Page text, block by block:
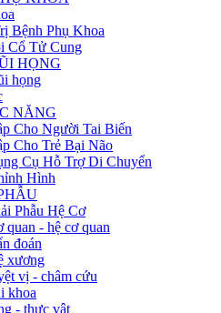
Bệnh Phụ Khoa
Cổ Tử Cung
HỌNG
họng
NĂNG
Cho Người Tai Biến
Cho Trẻ Bại Não
Cụ Hỗ Trợ Di Chuyển
Hình
Phẫu Hệ Cơ
quan - hệ cơ quan
đoán
xương
vị - châm cứu
khoa
- thực vật